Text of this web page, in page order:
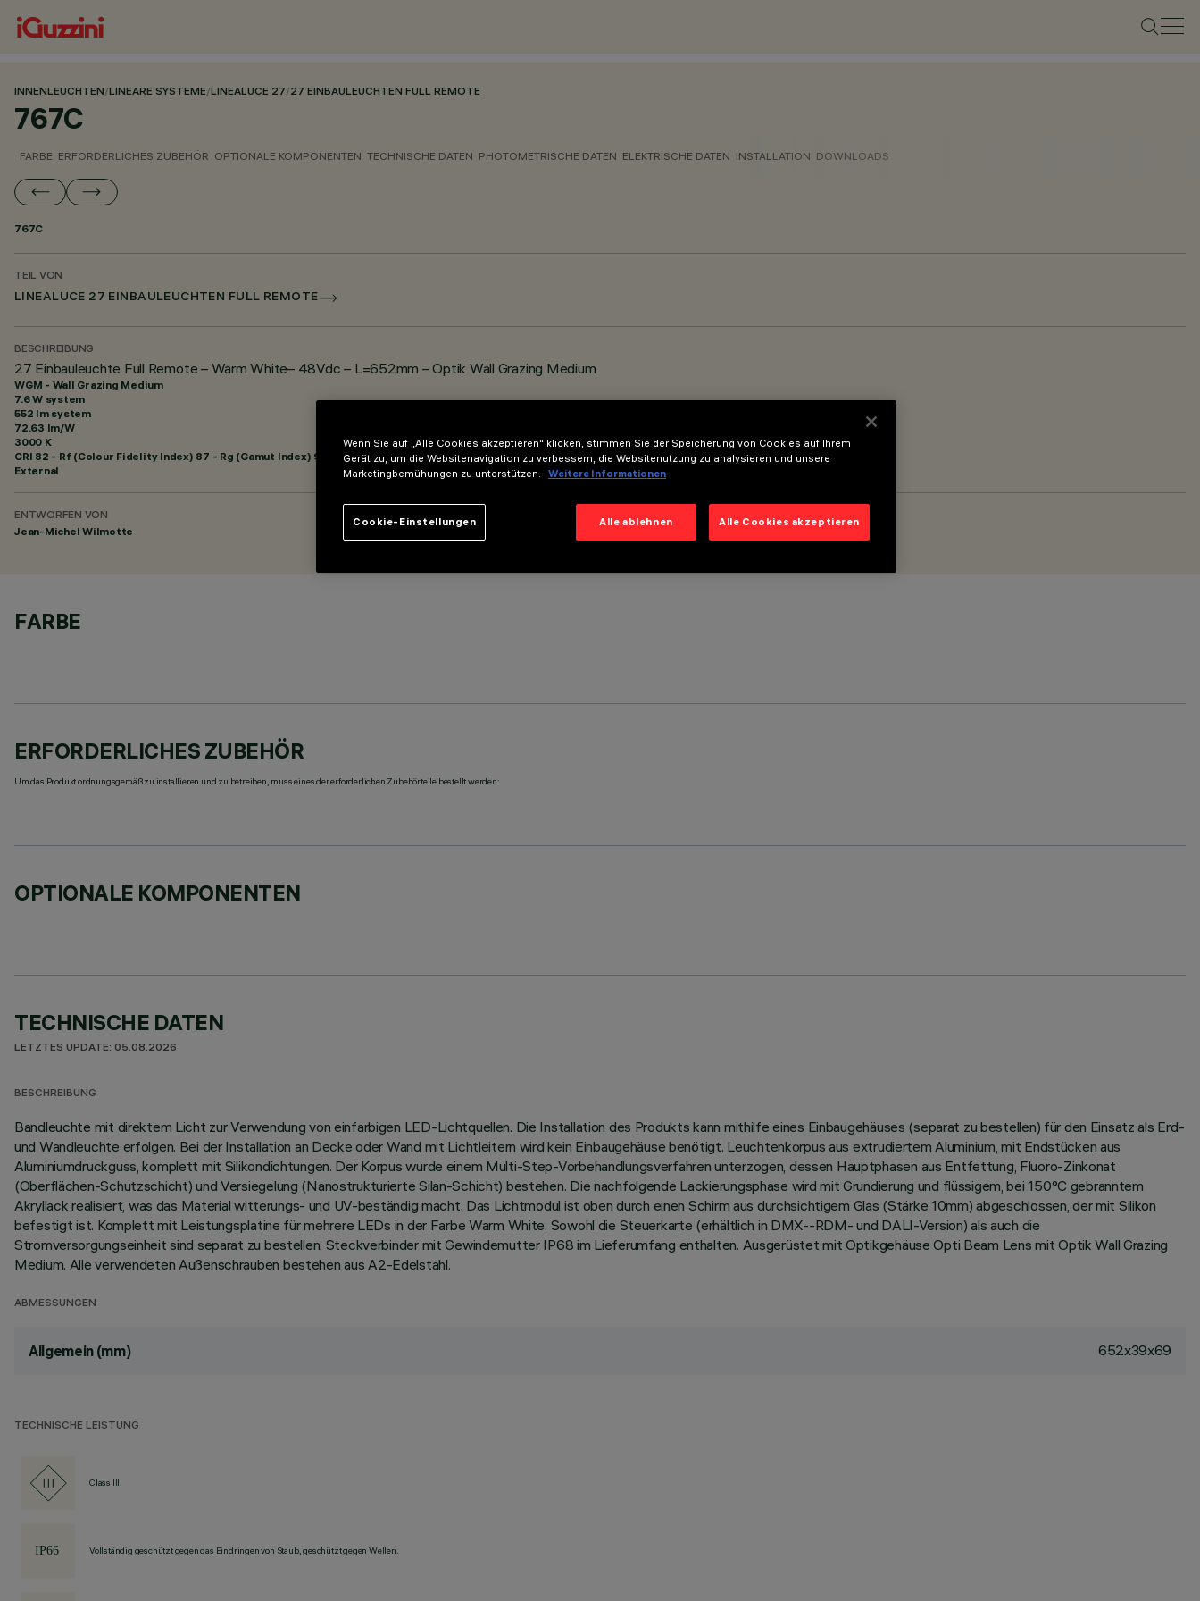
INNENLEUCHTEN/LINEARE SYSTEME/LINEALUCE 27/27 EINBAULEUCHTEN FULL REMOTE
767C
FARBE ERFORDERLICHES ZUBEHÖR OPTIONALE KOMPONENTEN TECHNISCHE DATEN PHOTOMETRISCHE DATEN ELEKTRISCHE DATEN INSTALLATION DOWNLOADS
767C
TEIL VON
LINEALUCE 27 EINBAULEUCHTEN FULL REMOTE
BESCHREIBUNG
27 Einbauleuchte Full Remote – Warm White– 48Vdc – L=652mm – Optik Wall Grazing Medium
WGM - Wall Grazing Medium
7.6 W system
552 lm system
72.63 lm/W
3000 K
CRI 82 - Rf (Colour Fidelity Index) 87 - Rg (Gamut Index) 95
External
ENTWORFEN VON
Jean-Michel Wilmotte
FARBE
ERFORDERLICHES ZUBEHÖR
Um das Produkt ordnungsgemäß zu installieren und zu betreiben, muss eines der erforderlichen Zubehörteile bestellt werden:
OPTIONALE KOMPONENTEN
TECHNISCHE DATEN
LETZTES UPDATE: 05.08.2026
BESCHREIBUNG
Bandleuchte mit direktem Licht zur Verwendung von einfarbigen LED-Lichtquellen. Die Installation des Produkts kann mithilfe eines Einbaugehäuses (separat zu bestellen) für den Einsatz als Erd-
und Wandleuchte erfolgen. Bei der Installation an Decke oder Wand mit Lichtleitern wird kein Einbaugehäuse benötigt. Leuchtenkorpus aus extrudiertem Aluminium, mit Endstücken aus
Aluminiumdruckguss, komplett mit Silikondichtungen. Der Korpus wurde einem Multi-Step-Vorbehandlungsverfahren unterzogen, dessen Hauptphasen aus Entfettung, Fluoro-Zinkonat
(Oberflächen-Schutzschicht) und Versiegelung (Nanostrukturierte Silan-Schicht) bestehen. Die nachfolgende Lackierungsphase wird mit Grundierung und flüssigem, bei 150°C gebranntem
Akryllack realisiert, was das Material witterungs- und UV-beständig macht. Das Lichtmodul ist oben durch einen Schirm aus durchsichtigem Glas (Stärke 10mm) abgeschlossen, der mit Silikon
befestigt ist. Komplett mit Leistungsplatine für mehrere LEDs in der Farbe Warm White. Sowohl die Steuerkarte (erhältlich in DMX--RDM- und DALI-Version) als auch die
Stromversorgungseinheit sind separat zu bestellen. Steckverbinder mit Gewindemutter IP68 im Lieferumfang enthalten. Ausgerüstet mit Optikgehäuse Opti Beam Lens mit Optik Wall Grazing
Medium. Alle verwendeten Außenschrauben bestehen aus A2-Edelstahl.
ABMESSUNGEN
Allgemein (mm) 652x39x69
TECHNISCHE LEISTUNG
Class III
Vollständig geschützt gegen das Eindringen von Staub, geschützt gegen Wellen.
Wenn Sie auf „Alle Cookies akzeptieren“ klicken, stimmen Sie der Speicherung von Cookies auf Ihrem
Gerät zu, um die Websitenavigation zu verbessern, die Websitenutzung zu analysieren und unsere
Marketingbemühungen zu unterstützen.
Weitere Informationen
Alle ablehnen Alle Cookies akzeptieren
Cookie-Einstellungen